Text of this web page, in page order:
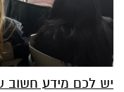
יש לכם מידע חשוב